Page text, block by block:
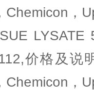
Chemicon，
价格及说
Chemicon，